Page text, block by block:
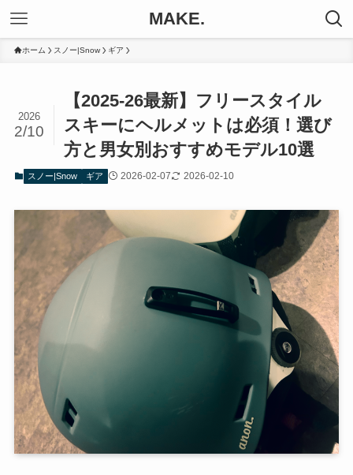
MAKE.
ホーム スノー|Snow ギア
【2025-26最新】フリースタイル
スキーにヘルメットは必須！選び
方と男女別おすすめモデル10選
2026
2/10
スノー|Snow ギア 2026-02-07 2026-02-10